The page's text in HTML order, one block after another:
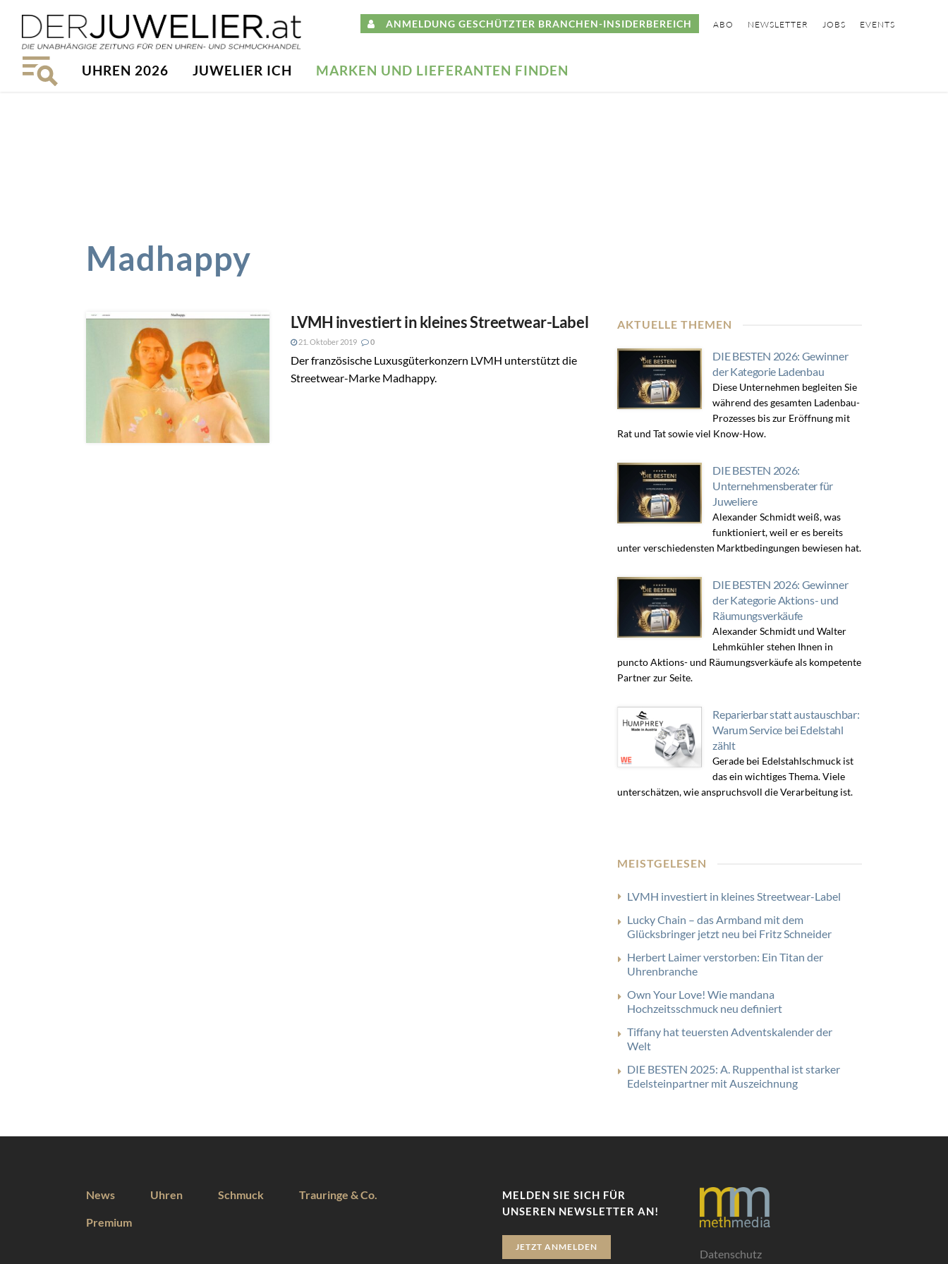
ANMELDUNG GESCHÜTZTER BRANCHEN-INSIDERBEREICH ABO NEWSLETTER JOBS EVENTS
UHREN 2026 JUWELIER ICH MARKEN UND LIEFERANTEN FINDEN
Madhappy
LVMH investiert in kleines Streetwear-Label
21. Oktober 2019 0
Der französische Luxusgüterkonzern LVMH unterstützt die
Streetwear-Marke Madhappy.
AKTUELLE THEMEN
DIE BESTEN 2026: Gewinner
der Kategorie Ladenbau
Diese Unternehmen begleiten Sie
während des gesamten Ladenbau-
Prozesses bis zur Eröffnung mit
Rat und Tat sowie viel Know-How.
DIE BESTEN 2026:
Unternehmensberater für
Juweliere
Alexander Schmidt weiß, was
funktioniert, weil er es bereits
unter verschiedensten Marktbedingungen bewiesen hat.
DIE BESTEN 2026: Gewinner
der Kategorie Aktions- und
Räumungsverkäufe
Alexander Schmidt und Walter
Lehmkühler stehen Ihnen in
puncto Aktions- und Räumungsverkäufe als kompetente
Partner zur Seite.
Reparierbar statt austauschbar:
Warum Service bei Edelstahl
zählt
Gerade bei Edelstahlschmuck ist
das ein wichtiges Thema. Viele
unterschätzen, wie anspruchsvoll die Verarbeitung ist.
MEISTGELESEN
LVMH investiert in kleines Streetwear-Label
Lucky Chain – das Armband mit dem
Glücksbringer jetzt neu bei Fritz Schneider
Herbert Laimer verstorben: Ein Titan der
Uhrenbranche
Own Your Love! Wie mandana
Hochzeitsschmuck neu definiert
Tiffany hat teuersten Adventskalender der
Welt
DIE BESTEN 2025: A. Ruppenthal ist starker
Edelsteinpartner mit Auszeichnung
News Uhren Schmuck Trauringe & Co.
Premium
MELDEN SIE SICH FÜR
UNSEREN NEWSLETTER AN!
JETZT ANMELDEN
Datenschutz